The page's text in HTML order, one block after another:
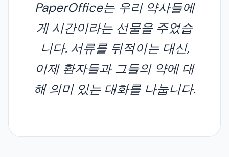
PaperOffice는 우리 약사들에
게 시간이라는 선물을 주었습
니다. 서류를 뒤적이는 대신,
이제 환자들과 그들의 약에 대
해 의미 있는 대화를 나눕니다.